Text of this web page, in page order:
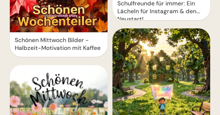
Schönen Mittwoch Bilder -
Halbzeit-Motivation mit Kaffee
Schulfreunde für immer: Ein
Lächeln für Instagram & den
Neustart!